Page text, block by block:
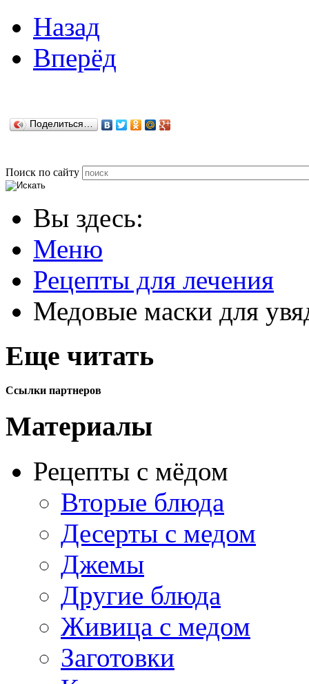
Назад
Вперёд
Поделиться…
Поиск по сайту
Вы здесь:
Меню
Рецепты для лечения
Медовые маски для
Еще читать
Ссылки партнеров
Материалы
Рецепты с мёдом
Вторые блюда
Десерты с медом
Джемы
Другие блюда
Живица с медом
Заготовки